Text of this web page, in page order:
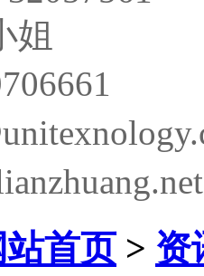
姐
站首页> 资